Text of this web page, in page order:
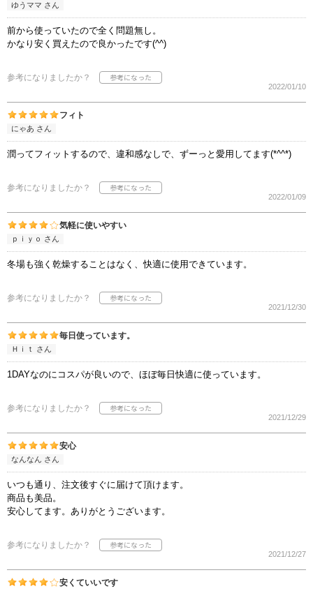
ゆうママ さん
前から使っていたので全く問題無し。
かなり安く買えたので良かったです(^^)
参考になりましたか？
2022/01/10
フィト
にゃあ さん
潤ってフィットするので、違和感なしで、ずーっと愛用してます(*^^*)
参考になりましたか？
2022/01/09
気軽に使いやすい
ｐｉｙｏ さん
冬場も強く乾燥することはなく、快適に使用できています。
参考になりましたか？
2021/12/30
毎日使っています。
Ｈｉｔ さん
1DAYなのにコスパが良いので、ほぼ毎日快適に使っています。
参考になりましたか？
2021/12/29
安心
なんなん さん
いつも通り、注文後すぐに届けて頂けます。
商品も美品。
安心してます。ありがとうございます。
参考になりましたか？
2021/12/27
安くていいです